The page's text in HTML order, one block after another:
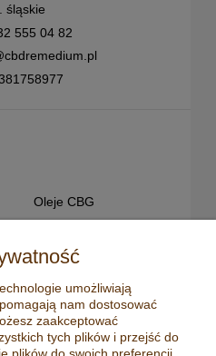
śląskie
555 04 82
Oleje CBG
Susz konopny
CBD dla zwierząt
Młynki/ Grindery
Zapalniczki
umożliwiają
nam dostosować
zaakceptować
tych plików i przejść do